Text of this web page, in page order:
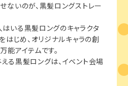
ないのが、黒髪ロングストレー
いる黒髪ロングのキャラクタ
はじめ、オリジナルキャラの創
能アイテムです。
る黒髪ロングは、イベント会場